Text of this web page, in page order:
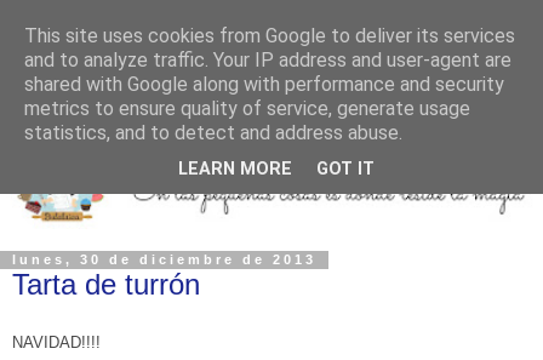
lunes, 30 de diciembre de 2013
Tarta de turrón
NAVIDAD!!!!
This site uses cookies from Google to deliver its services
and to analyze traffic. Your IP address and user-agent are
shared with Google along with performance and security
metrics to ensure quality of service, generate usage
statistics, and to detect and address abuse.
LEARN MORE GOT IT